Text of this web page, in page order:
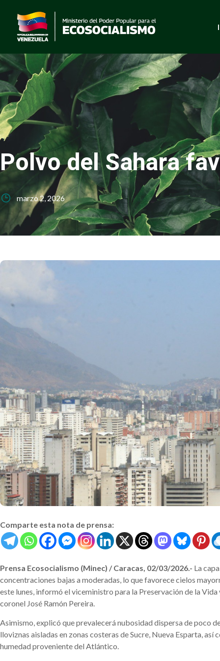
Polvo del Sahara
marzo 2, 2026
Comparte esta nota de prensa:
Prensa Ecosocialismo (Minec) / Caracas, 02/03/2026.- La
concentraciones bajas a moderadas, lo que favorece cielos
este lunes, informó el viceministro para la Preservación de la
coronel José Ramón Pereira.
Asimismo, explicó que prevalecerá nubosidad dispersa de poco
lloviznas aisladas en zonas costeras de Sucre, Nueva Esparta,
humedad proveniente del Atlántico.